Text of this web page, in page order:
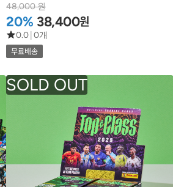
48,000 원
20% 38,400원
0.0 0개
무료배송